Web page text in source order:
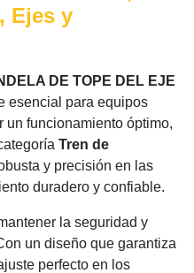
Ejes y
DE TOPE DEL EJE
esencial para equipos
un funcionamiento óptimo,
Tren de
y precisión en las
duradero y confiable.
la seguridad y
un diseño que garantiza
perfecto en los